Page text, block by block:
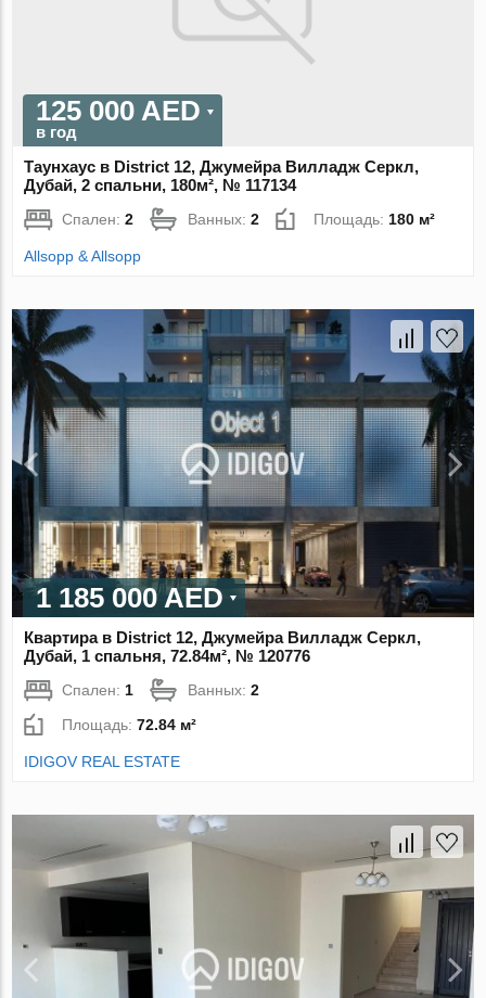
125 000 AED
в год
Таунхаус в District 12, Джумейра Вилладж Серкл,
Дубай, 2 спальни, 180м², № 117134
Спален:2 Ванных:2 Площадь:180 м²
Allsopp & Allsopp
1 185 000 AED
Квартира в District 12, Джумейра Вилладж Серкл,
Дубай, 1 спальня, 72.84м², № 120776
Спален: 1 Ванных:2
Площадь:72.84 м²
IDIGOV REAL ESTATE